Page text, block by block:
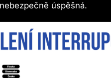
úspěšná.